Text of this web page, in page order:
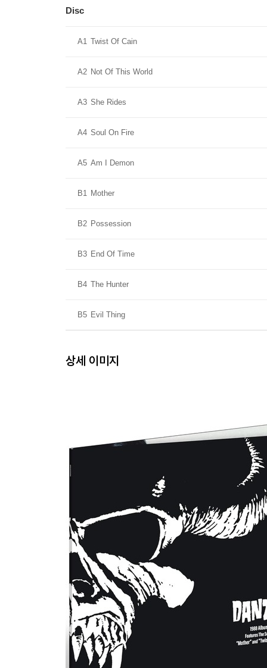
Disc
A1 Twist Of Cain
A2 Not Of This World
A3 She Rides
A4 Soul On Fire
A5 Am I Demon
B1 Mother
B2 Possession
B3 End Of Time
B4 The Hunter
B5 Evil Thing
상세 이미지